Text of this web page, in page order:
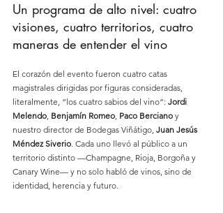
Un programa de alto nivel: cuatro
visiones, cuatro territorios, cuatro
maneras de entender el vino
El corazón del evento fueron cuatro catas
magistrales dirigidas por figuras consideradas,
literalmente, “los cuatro sabios del vino”: Jordi
Melendo, Benjamín Romeo, Paco Berciano y
nuestro director de Bodegas Viñátigo, Juan Jesús
Méndez Siverio. Cada uno llevó al público a un
territorio distinto —Champagne, Rioja, Borgoña y
Canary Wine— y no solo habló de vinos, sino de
identidad, herencia y futuro.